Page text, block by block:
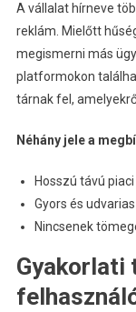
A vállalat hírneve
reklám. Mielőtt
megismerni más
platformokon
tárnak fel,
Néhány jele a
Hosszú távú
Gyors és
Nincsenek
Gyakorlati